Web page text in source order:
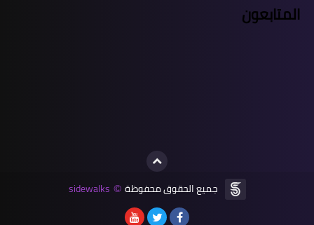
المتابعون
جميع الحقوق محفوظة ©
sidewalks